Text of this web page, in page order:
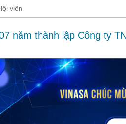
viên
năm thành lập Công ty